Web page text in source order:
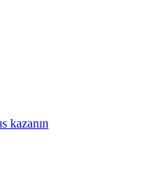
kazanın